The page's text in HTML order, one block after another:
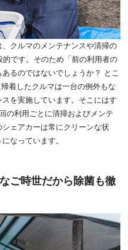
クルマのメンテナンスや清掃の
です。そのため「前の利用者の
るのではないでしょうか？ とこ
着したクルマは一台の例外もな
を実施しています。そこにはす
の利用ごとに清掃およびメンテ
ェアカーは常にクリーンな状
なっています。
ご時世だから除菌も徹